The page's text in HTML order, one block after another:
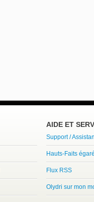
AIDE ET
Support /
Hauts-Faits
Flux RSS
Olydri sur mon